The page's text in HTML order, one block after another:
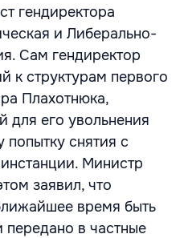
гендиректора
и Либерально-
Сам гендиректор
к структурам первого
Плахотнюка,
для его увольнения
снятия с
Министр
заявил, что
время быть
в частные